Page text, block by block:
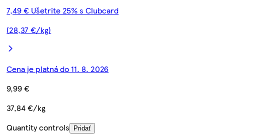
7,49 € Ušetrite 25% s Clubcard
(28,37 €/kg)
Cena je platná do 11. 8. 2026
9,99 €
37,84 €/kg
Quantity controls
Pridať